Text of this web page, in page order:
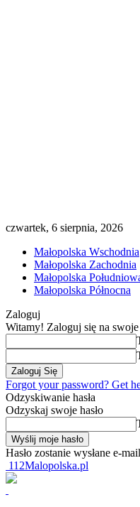
czwartek, 6 sierpnia, 2026
Małopolska Wschodnia
Małopolska Zachodnia
Małopolska
Małopolska Północna
Zaloguj
Witamy! Zaloguj się na
Forgot your password? Get
Odzyskiwanie hasła
Odzyskaj swoje hasło
Hasło zostanie wysłane e-
112Malopolska.pl